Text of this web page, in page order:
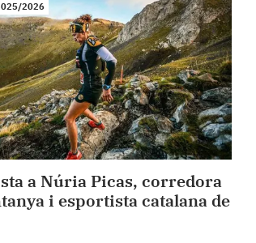
2026
a Núria Picas, corredora
i esportista catalana de